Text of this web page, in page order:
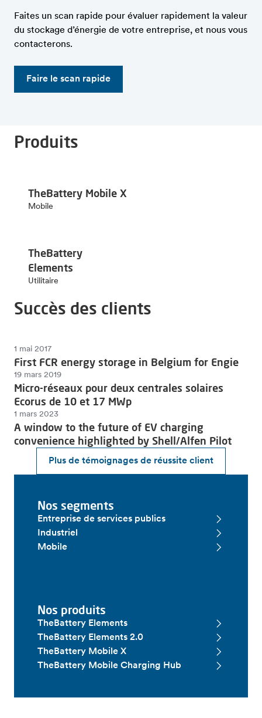
Faites un scan rapide pour évaluer rapidement la valeur
du stockage d’énergie de votre entreprise, et nous vous
contacterons.
Faire le scan rapide
Produits
TheBattery Mobile X
Mobile
TheBattery
Elements
Utilitaire
Succès des clients
1 mai 2017
First FCR energy storage in Belgium for Engie
19 mars 2019
Micro-réseaux pour deux centrales solaires
Ecorus de 10 et 17 MWp
1 mars 2023
A window to the future of EV charging
convenience highlighted by Shell/Alfen Pilot
Plus de témoignages de réussite client
Nos segments
Entreprise de services publics
Industriel
Mobile
Nos produits
TheBattery Elements
TheBattery Elements 2.0
TheBattery Mobile X
TheBattery Mobile Charging Hub